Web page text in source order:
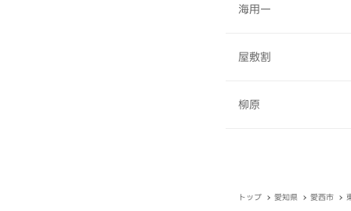
海用一
屋敷割
柳原
トップ 愛知県 愛西市